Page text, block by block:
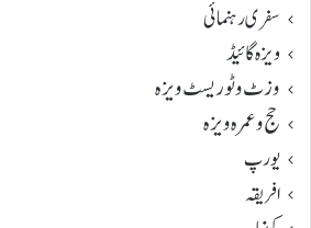
سفری رہنمائی
ویزہ گائیڈ
وزٹ و ٹوریسٹ ویزہ
حج و عمرہ ویزہ
یورپ
افریقہ